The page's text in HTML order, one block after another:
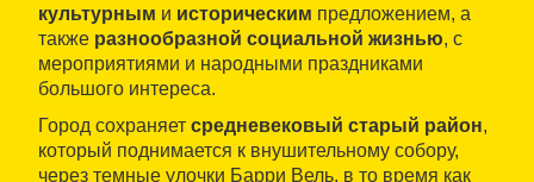
культурным и историческим предложением, а
также разнообразной социальной жизнью, с
мероприятиями и народными праздниками
большого интереса.
Город сохраняет средневековый старый район,
который поднимается к внушительному собору,
через темные улочки Барри Вель, в то время как